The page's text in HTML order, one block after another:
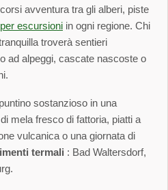
avventura tra gli alberi, piste
escursioni in ogni regione. Chi
troverà sentieri
ad alpeggi, cascate nascoste o
sostanzioso in una
mela fresco di fattoria, piatti a
vulcanica o una giornata di
termali : Bad Waltersdorf,